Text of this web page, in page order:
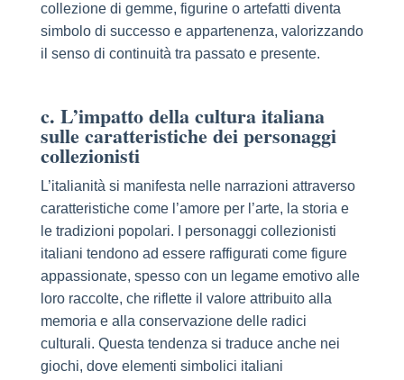
collezione di gemme, figurine o artefatti diventa
simbolo di successo e appartenenza, valorizzando
il senso di continuità tra passato e presente.
c. L’impatto della cultura italiana
sulle caratteristiche dei personaggi
collezionisti
L’italianità si manifesta nelle narrazioni attraverso
caratteristiche come l’amore per l’arte, la storia e
le tradizioni popolari. I personaggi collezionisti
italiani tendono ad essere raffigurati come figure
appassionate, spesso con un legame emotivo alle
loro raccolte, che riflette il valore attribuito alla
memoria e alla conservazione delle radici
culturali. Questa tendenza si traduce anche nei
giochi, dove elementi simbolici italiani